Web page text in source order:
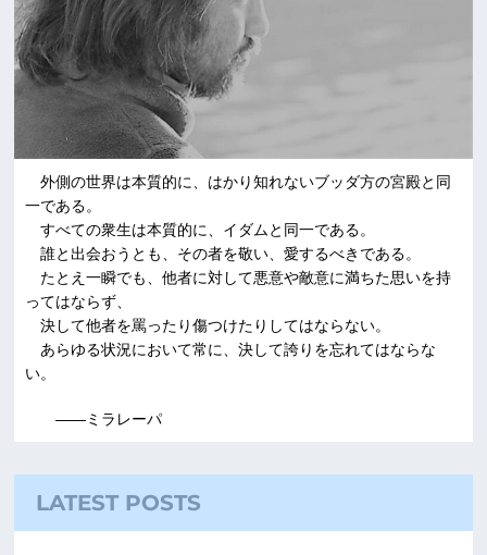
外側の世界は本質的に、はかり知れないブッダ方の宮殿と同
一である。
すべての衆生は本質的に、イダムと同一である。
誰と出会おうとも、その者を敬い、愛するべきである。
たとえ一瞬でも、他者に対して悪意や敵意に満ちた思いを持
ってはならず、
決して他者を罵ったり傷つけたりしてはならない。
あらゆる状況において常に、決して誇りを忘れてはならな
い。
――ミラレーパ
LATEST POSTS